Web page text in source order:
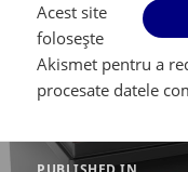
Acest site
folosește
Akismet pentru a
procesate datele
Navigare